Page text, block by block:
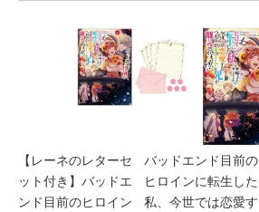
【レーネのレターセ
ット付き】バッドエ
ンド目前のヒロイン
バッドエンド目前の
ヒロインに転生した
私、今世では恋愛す